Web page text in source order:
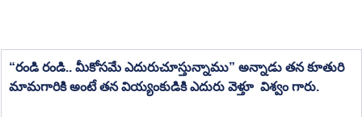
“రండి రండి.. మీకోసమే ఎదురుచూస్తున్నాము” అన్నాడు తన కూతురి
మామగారికి అంటే తన వియ్యంకుడికి ఎదురు వెళ్తూ  విశ్వం గారు.